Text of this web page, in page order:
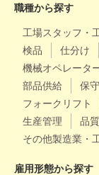
職種から探す
工場スタッフ・
検品
仕分け
機械オペレータ
部品供給
保
フォークリフト
生産管理
品
その他製造業・
雇用形態から探す